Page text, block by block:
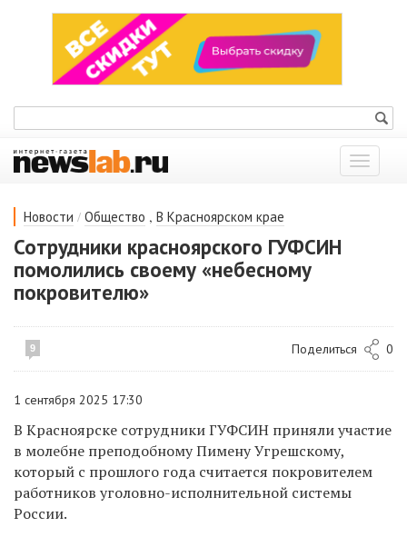
Показать
меню
Новости / Общество , В Красноярском крае
Сотрудники красноярского ГУФСИН
помолились своему «небесному
покровителю»
9 Поделиться 0
1 сентября 2025 17:30
В Красноярске сотрудники ГУФСИН приняли участие
в молебне преподобному Пимену Угрешскому,
который с прошлого года считается покровителем
работников уголовно-исполнительной системы
России.